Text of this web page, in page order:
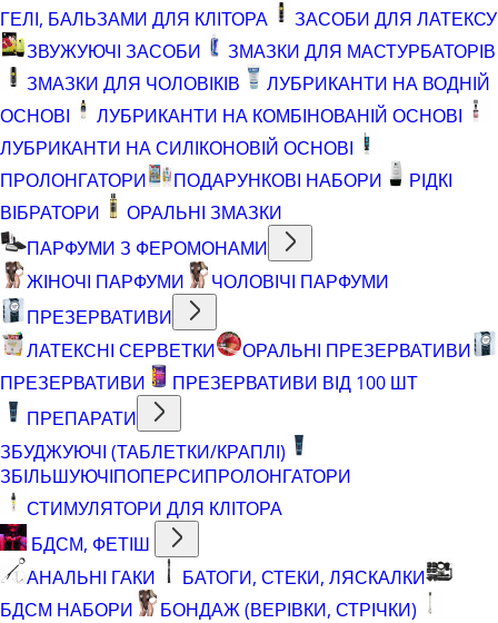
ГЕЛІ, БАЛЬЗАМИ ДЛЯ КЛІТОРА
ЗАСОБИ ДЛЯ ЛАТЕКСУ
ЗВУЖУЮЧІ ЗАСОБИ
ЗМАЗКИ ДЛЯ МАСТУРБАТОРІВ
ЗМАЗКИ ДЛЯ ЧОЛОВІКІВ
ЛУБРИКАНТИ НА ВОДНІЙ
ОСНОВІ
ЛУБРИКАНТИ НА КОМБІНОВАНІЙ ОСНОВІ
ЛУБРИКАНТИ НА СИЛІКОНОВІЙ ОСНОВІ
ПРОЛОНГАТОРИ
ПОДАРУНКОВІ НАБОРИ
РІДКІ
ВІБРАТОРИ
ОРАЛЬНІ ЗМАЗКИ
ПАРФУМИ З ФЕРОМОНАМИ
ЖІНОЧІ ПАРФУМИ
ЧОЛОВІЧІ ПАРФУМИ
ПРЕЗЕРВАТИВИ
ЛАТЕКСНІ СЕРВЕТКИ
ОРАЛЬНІ ПРЕЗЕРВАТИВИ
ПРЕЗЕРВАТИВИ
ПРЕЗЕРВАТИВИ ВІД 100 ШТ
ПРЕПАРАТИ
ЗБУДЖУЮЧІ (ТАБЛЕТКИ/КРАПЛІ)
ЗБІЛЬШУЮЧІПОПЕРСИПРОЛОНГАТОРИ
СТИМУЛЯТОРИ ДЛЯ КЛІТОРА
БДСМ, ФЕТІШ
АНАЛЬНІ ГАКИ
БАТОГИ, СТЕКИ, ЛЯСКАЛКИ
БДСМ НАБОРИ
БОНДАЖ (ВЕРІВКИ, СТРІЧКИ)